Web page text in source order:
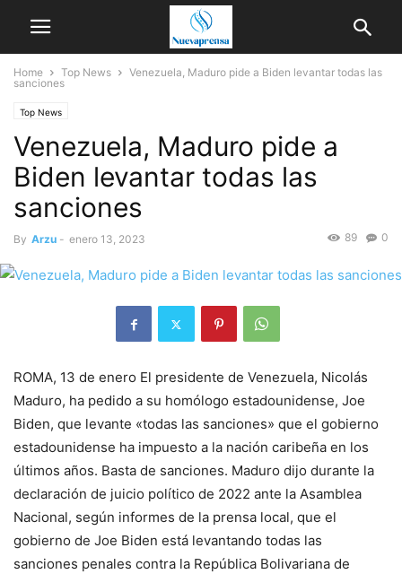
Home Top News
Venezuela, Maduro pide a Biden levantar todas las
sanciones
Top News
Venezuela, Maduro pide a
Biden levantar todas las
sanciones
By Arzu - enero 13, 2023 0
89
ROMA, 13 de enero El presidente de Venezuela, Nicolás
Maduro, ha pedido a su homólogo estadounidense, Joe
Biden, que levante «todas las sanciones» que el gobierno
estadounidense ha impuesto a la nación caribeña en los
últimos años. Basta de sanciones. Maduro dijo durante la
declaración de juicio político de 2022 ante la Asamblea
Nacional, según informes de la prensa local, que el
gobierno de Joe Biden está levantando todas las
sanciones penales contra la República Bolivariana de